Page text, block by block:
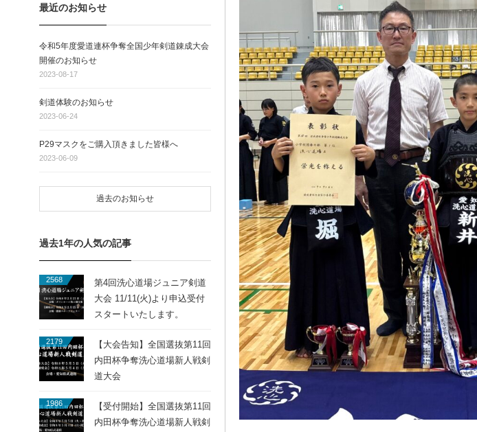
最近のお知らせ
令和5年度愛道連杯争奪全国少年剣道錬成大会
開催のお知らせ
2023-08-17
剣道体験のお知らせ
2023-06-24
P29マスクをご購入頂きました皆様へ
2023-06-09
過去のお知らせ
過去1年の人気の記事
2568
第4回洗心道場ジュニア剣道
大会 11/11(火)より申込受付
スタートいたします。
2179
【大会告知】全国選抜第11回
内田杯争奪洗心道場新人戦剣
道大会
1986
【受付開始】全国選抜第11回
内田杯争奪洗心道場新人戦剣